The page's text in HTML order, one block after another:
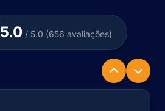
5.0 / 5.0 (656 avaliações)